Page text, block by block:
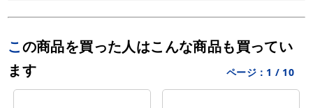
この商品を買った人はこんな商品も買ってい
ます
ページ： 1 / 10